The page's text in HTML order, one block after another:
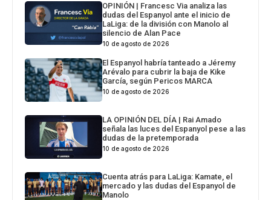
OPINIÓN | Francesc Via analiza las
dudas del Espanyol ante el inicio de
LaLiga: de la división con Manolo al
silencio de Alan Pace
10 de agosto de 2026
El Espanyol habría tanteado a Jéremy
Arévalo para cubrir la baja de Kike
García, según Pericos MARCA
10 de agosto de 2026
LA OPINIÓN DEL DÍA | Rai Amado
señala las luces del Espanyol pese a las
dudas de la pretemporada
10 de agosto de 2026
Cuenta atrás para LaLiga: Kamate, el
mercado y las dudas del Espanyol de
Manolo